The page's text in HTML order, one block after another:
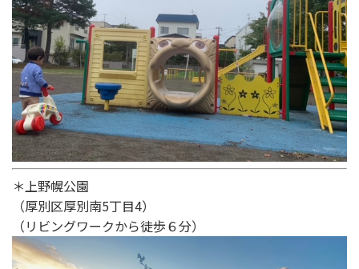
＊上野幌公園
（厚別区厚別南5丁目4）
（リビングワークから徒歩６分）